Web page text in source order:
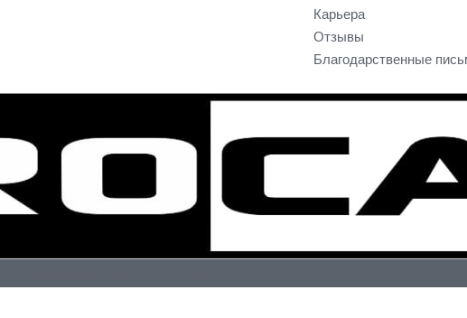
Карьера
Отзывы
Благодарственные